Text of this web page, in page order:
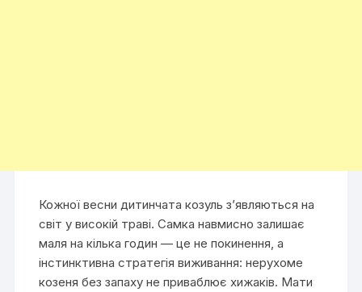
Кожної весни дитинчата козуль з’являються на
світ у високій траві. Самка навмисно залишає
маля на кілька годин — це не покинення, а
інстинктивна стратегія виживання: нерухоме
козеня без запаху не приваблює хижаків. Мати